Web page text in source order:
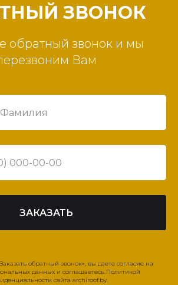
ЗВОНОК
обратный звонок и мы
Вам
ЗАКАЗАТЬ
обратный звонок», вы даете согласие на
данных и соглашаетесь Политикой
сайта archiroof.by.